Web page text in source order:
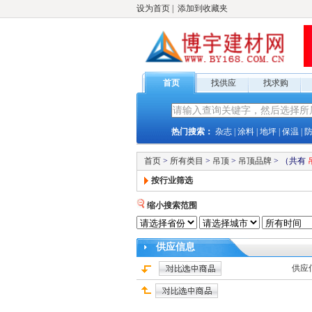
设为首页 添加到收藏夹
首页 找供应 找求购
热门搜索： 杂志 涂料 地坪 保温
首页 > 所有类目 > 吊顶 > 吊顶品牌 > （共有
按行业筛选
缩小搜索范围
供应信息
供应